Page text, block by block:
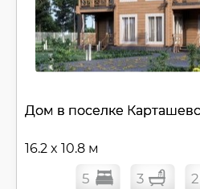
Дом в поселке
16.2 x 10.8 м
5 3 2